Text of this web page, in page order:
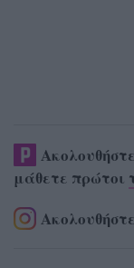
μάθετε πρώτοι